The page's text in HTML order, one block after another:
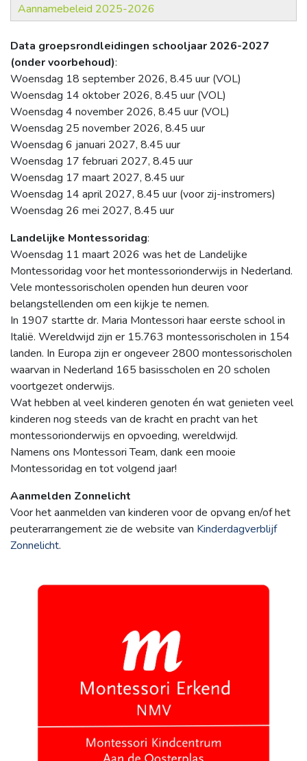
Aannamebeleid 2025-2026
Data groepsrondleidingen schooljaar 2026-2027
(onder voorbehoud):
Woensdag 18 september 2026, 8.45 uur (VOL)
Woensdag 14 oktober 2026, 8.45 uur (VOL)
Woensdag 4 november 2026, 8.45 uur (VOL)
Woensdag 25 november 2026, 8.45 uur
Woensdag 6 januari 2027, 8.45 uur
Woensdag 17 februari 2027, 8.45 uur
Woensdag 17 maart 2027, 8.45 uur
Woensdag 14 april 2027, 8.45 uur (voor zij-instromers)
Woensdag 26 mei 2027, 8.45 uur
Landelijke Montessoridag:
Woensdag 11 maart 2026 was het de Landelijke
Montessoridag voor het montessorionderwijs in Nederland.
Vele montessorischolen openden hun deuren voor
belangstellenden om een kijkje te nemen.
In 1907 startte dr. Maria Montessori haar eerste school in
Italië. Wereldwijd zijn er 15.763 montessorischolen in 154
landen. In Europa zijn er ongeveer 2800 montessorischolen
waarvan in Nederland 165 basisscholen en 20 scholen
voortgezet onderwijs.
Wat hebben al veel kinderen genoten én wat genieten veel
kinderen nog steeds van de kracht en pracht van het
montessorionderwijs en opvoeding, wereldwijd.
Namens ons Montessori Team, dank een mooie
Montessoridag en tot volgend jaar!
Aanmelden Zonnelicht
Voor het aanmelden van kinderen voor de opvang en/of het
peuterarrangement zie de website van Kinderdagverblijf
Zonnelicht.